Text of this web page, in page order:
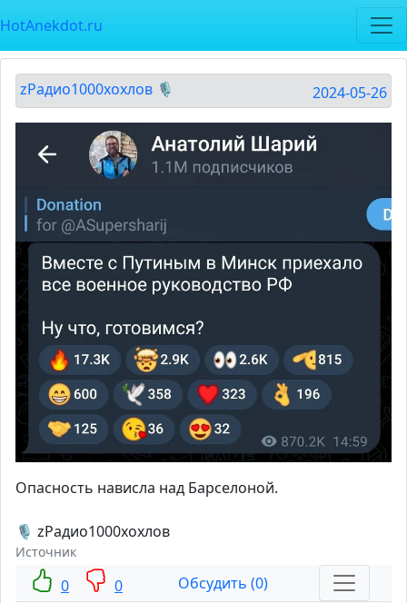
HotAnekdot.ru
zРадио1000хохлов 🎙 2024-05-26
Опасность нависла над Барселоной.
🎙 zРадио1000хохлов
Источник
0 0
Обсудить (0)